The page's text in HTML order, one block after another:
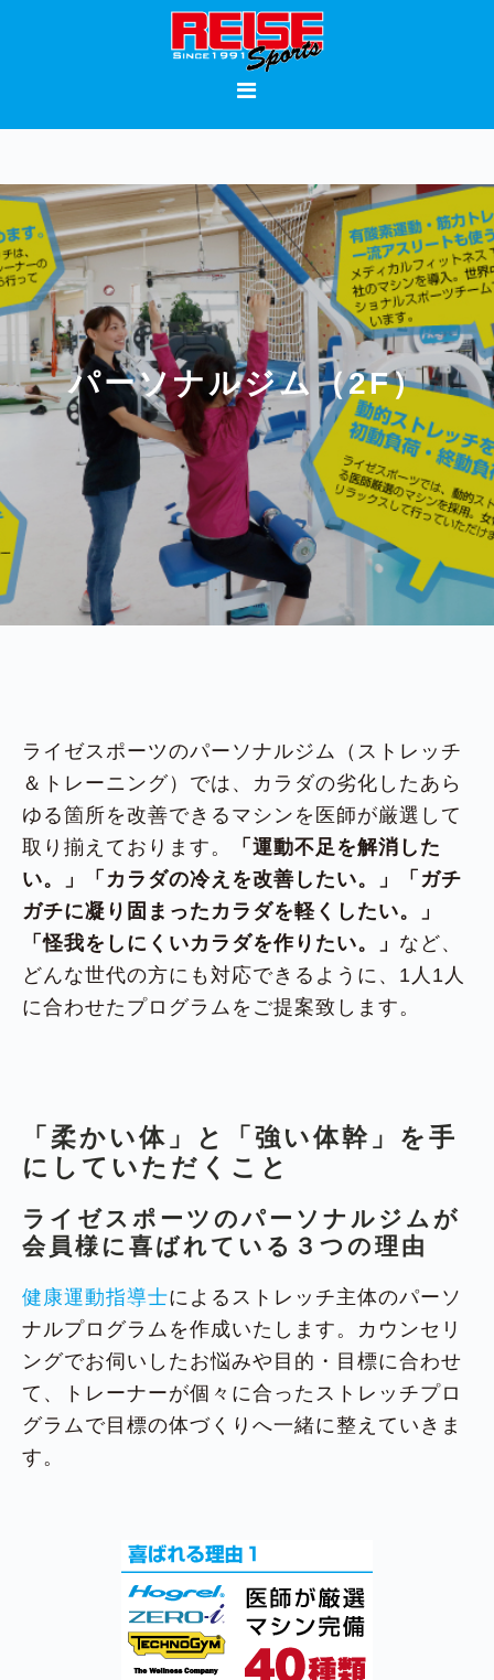
パーソナルジム（2F）
ライゼスポーツのパーソナルジム（ストレッチ
＆トレーニング）では、カラダの劣化したあら
ゆる箇所を改善できるマシンを医師が厳選して
取り揃えております。
「運動不足を解消した
い。」「カラダの冷えを改善したい。」「ガチ
ガチに凝り固まったカラダを軽くしたい。」
「怪我をしにくいカラダを作りたい。」 など、
どんな世代の方にも対応できるように、1人1人
に合わせたプログラムをご提案致します。
「柔かい体」と「強い体幹」を手
にしていただくこと
ライゼスポーツのパーソナルジムが
会員様に喜ばれている３つの理由
健康運動指導士によるストレッチ主体のパーソ
ナルプログラムを作成いたします。カウンセリ
ングでお伺いしたお悩みや目的・目標に合わせ
て、トレーナーが個々に合ったストレッチプロ
グラムで目標の体づくりへ一緒に整えていきま
す。